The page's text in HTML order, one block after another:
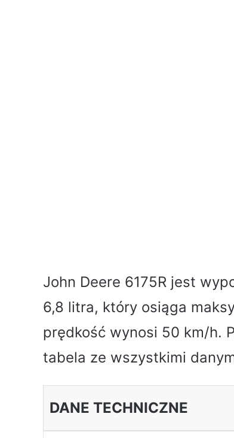
John Deere 6175R jest
6,8 litra, który osiąga
prędkość wynosi 50 km/h.
tabela ze wszystkimi
DANE TECHNICZNE